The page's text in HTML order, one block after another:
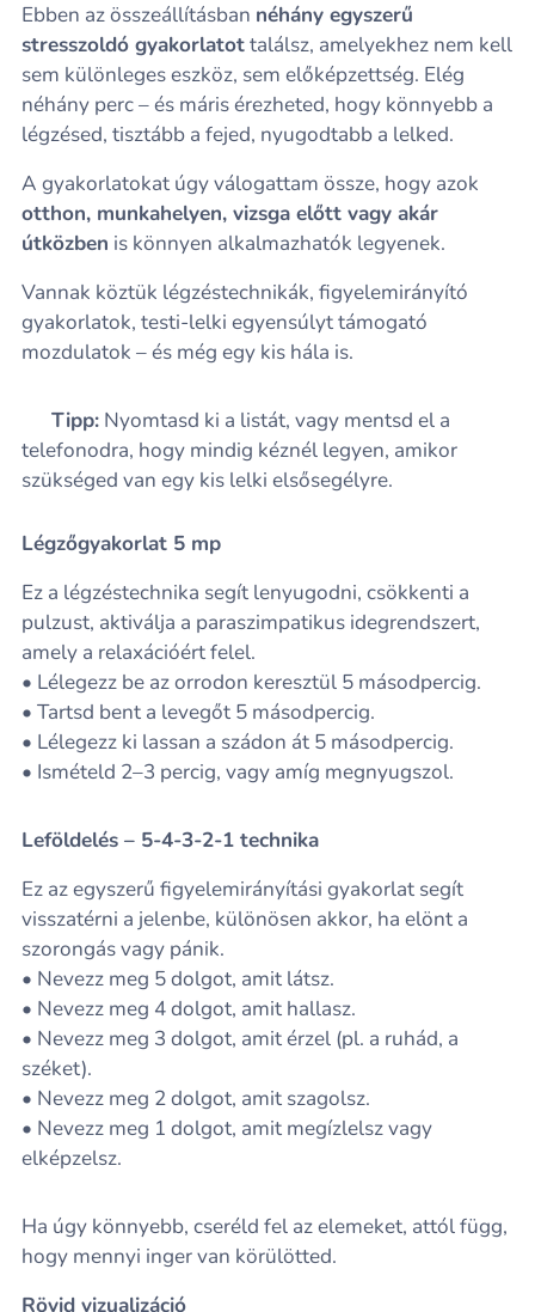
Ebben az összeállításban néhány egyszerű
stresszoldó gyakorlatottalálsz, amelyekhez nem kell
sem különleges eszköz, sem előképzettség. Elég
néhány perc – és máris érezheted, hogy könnyebb a
légzésed, tisztább a fejed, nyugodtabb a lelked.
A gyakorlatokat úgy válogattam össze, hogy azok
otthon, munkahelyen, vizsga előtt vagy akár
útközben is könnyen alkalmazhatók legyenek.
Vannak köztük légzéstechnikák, figyelemirányító
gyakorlatok, testi-lelki egyensúlyt támogató
mozdulatok – és még egy kis hála is.
Tipp: Nyomtasd ki a listát, vagy mentsd el a
telefonodra, hogy mindig kéznél legyen, amikor
szükséged van egy kis lelki elsősegélyre.
Légzőgyakorlat 5 mp
Ez a légzéstechnika segít lenyugodni, csökkenti a
pulzust, aktiválja a paraszimpatikus idegrendszert,
amely a relaxációért felel.
• Lélegezz be az orrodon keresztül 5 másodpercig.
• Tartsd bent a levegőt 5 másodpercig.
• Lélegezz ki lassan a szádon át 5 másodpercig.
• Ismételd 2–3 percig, vagy amíg megnyugszol.
Leföldelés – 5-4-3-2-1 technika
Ez az egyszerű figyelemirányítási gyakorlat segít
visszatérni a jelenbe, különösen akkor, ha elönt a
szorongás vagy pánik.
• Nevezz meg 5 dolgot, amit látsz.
• Nevezz meg 4 dolgot, amit hallasz.
• Nevezz meg 3 dolgot, amit érzel (pl. a ruhád, a
széket).
• Nevezz meg 2 dolgot, amit szagolsz.
• Nevezz meg 1 dolgot, amit megízlelsz vagy
elképzelsz.
Ha úgy könnyebb, cseréld fel az elemeket, attól függ,
hogy mennyi inger van körülötted.
Rövid vizualizáció